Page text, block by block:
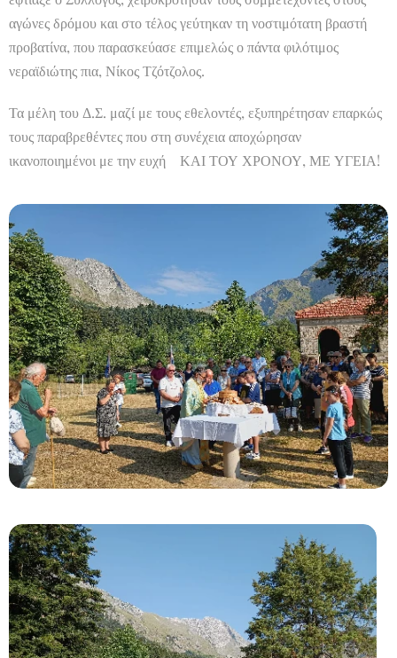
αγώνες δρόμου και στο τέλος γεύτηκαν τη νοστιμότατη βραστή
προβατίνα, που παρασκεύασε επιμελώς ο πάντα φιλότιμος
νεραϊδιώτης πια, Νίκος Τζότζολος.
Τα μέλη του Δ.Σ. μαζί με τους εθελοντές, εξυπηρέτησαν επαρκώς
τους παραβρεθέντες που στη συνέχεια αποχώρησαν
ικανοποιημένοι με την ευχή ΚΑΙ ΤΟΥ ΧΡΟΝΟΥ, ΜΕ ΥΓΕΙΑ!